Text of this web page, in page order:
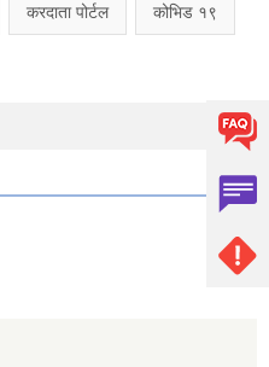
करदाता पोर्टल कोभिड १९